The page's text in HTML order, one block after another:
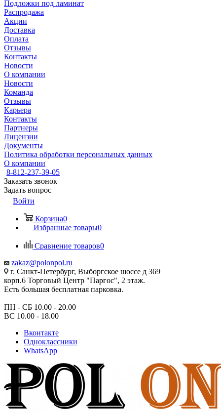
Подложки под ламинат
Распродажа
Акции
Доставка
Оплата
Отзывы
Контакты
Новости
О компании
Новости
Команда
Отзывы
Карьера
Контакты
Партнеры
Лицензии
Документы
Политика обработки персональных данных
О компании
8-812-237-39-05
Заказать звонок
Задать вопрос
Войти
Корзина0
Избранные товары0
Сравнение товаров0
zakaz@polonpol.ru
г. Санкт-Петербург, Выборгское шоссе д 369
корп.6 Торговый Центр "Паргос", 2 этаж.
Есть большая бесплатная парковка.
ПН - СБ 10.00 - 20.00
ВС 10.00 - 18.00
Вконтакте
Одноклассники
WhatsApp